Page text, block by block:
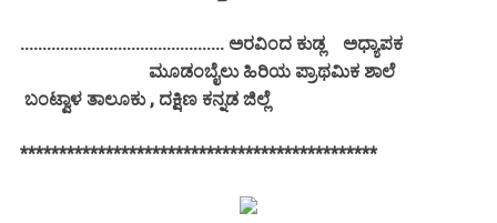
.............................................. ಅರವಿಂದ ಕುಡ್ಲ ಅಧ್ಯಾಪಕ
ಮೂಡಂಬೈಲು ಹಿರಿಯ ಪ್ರಾಥಮಿಕ ಶಾಲೆ
ಬಂಟ್ವಾಳ ತಾಲೂಕು , ದಕ್ಷಿಣ ಕನ್ನಡ ಜಿಲ್ಲೆ
**********************************************